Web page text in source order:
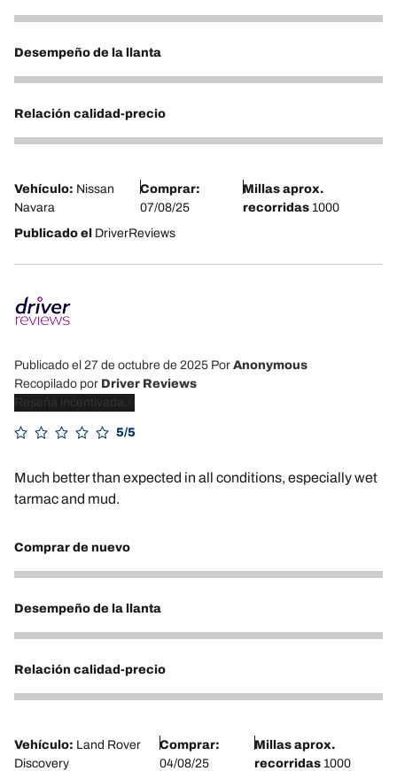
5
Desempeño de la llanta
5
Relación calidad-precio
5
Vehículo: Nissan
Navara
Comprar:
07/08/25
Millas aprox.
recorridas1000
Publicado el DriverReviews
Publicado el 27 de octubre de 2025 Por Anonymous
Recopilado por Driver Reviews
Reseña incentivada
5/5
Much better than expected in all conditions, especially wet
tarmac and mud.
Comprar de nuevo
5
Desempeño de la llanta
5
Relación calidad-precio
5
Vehículo: Land Rover
Discovery
Comprar:
04/08/25
Millas aprox.
recorridas 1000